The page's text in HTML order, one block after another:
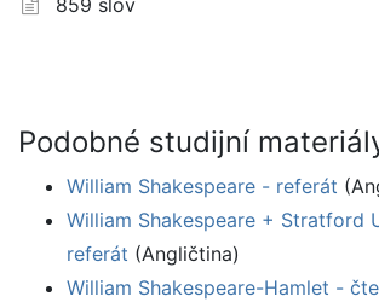
859 slov
Podobné studijní
William Shakespeare - referát
William Shakespeare + Stratford
referát (Angličtina)
William Shakespeare-Hamlet -